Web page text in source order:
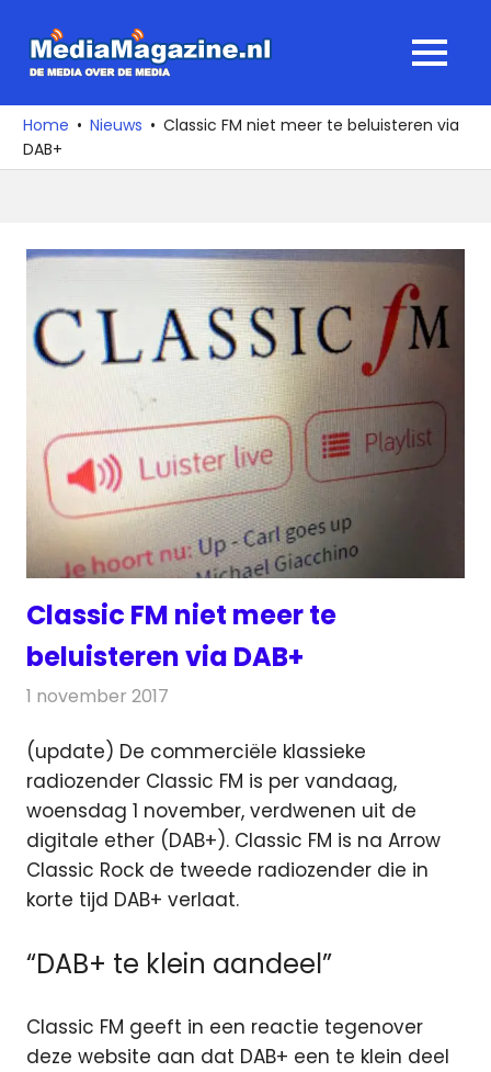
naar
media
over
de
MENU
Home Nieuws
Classic FM niet meer te beluisteren via
DAB+
Classic FM niet meer te
beluisteren via DAB+
1 november 2017
(update) De commerciële klassieke
radiozender Classic FM is per vandaag,
woensdag 1 november, verdwenen uit de
digitale ether (DAB+). Classic FM is na Arrow
Classic Rock de tweede radiozender die in
korte tijd DAB+ verlaat.
“DAB+ te klein aandeel”
Classic FM geeft in een reactie tegenover
deze website aan dat DAB+ een te klein deel